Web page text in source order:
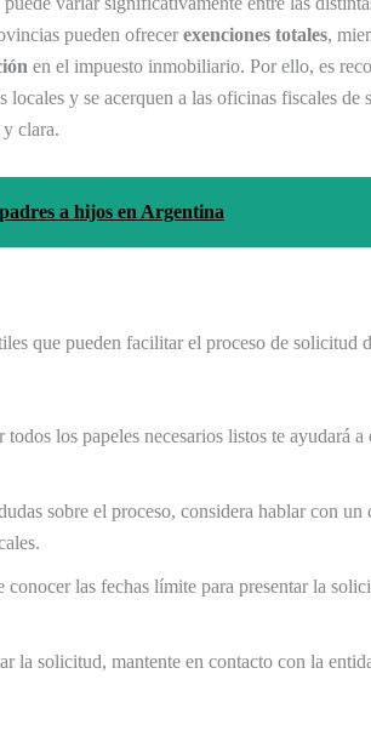
pueden ofrecer exenciones totales,
en el impuesto inmobiliario. Por ello, es
y se acerquen a las oficinas fiscales de
clara.
a hijos en Argentina
que pueden facilitar el proceso de solicitud
todos los papeles necesarios listos te ayudará a
sobre el proceso, considera hablar con un
conocer las fechas límite para presentar la
la solicitud, mantente en contacto con la